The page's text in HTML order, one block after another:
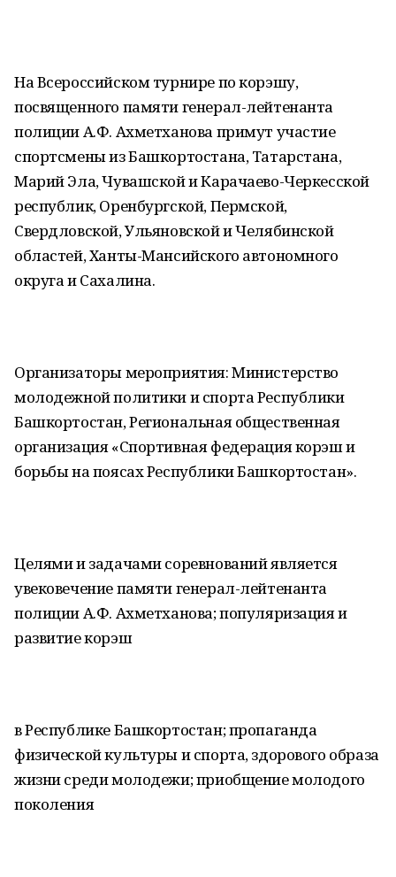
На Всероссийском турнире по корэшу,
посвященного памяти генерал-лейтенанта
полиции А.Ф. Ахметханова примут участие
спортсмены из Башкортостана, Татарстана,
Марий Эла, Чувашской и Карачаево-Черкесской
республик, Оренбургской, Пермской,
Свердловской, Ульяновской и Челябинской
областей, Ханты-Мансийского автономного
округа и Сахалина.
Организаторы мероприятия: Министерство
молодежной политики и спорта Республики
Башкортостан, Региональная общественная
организация «Спортивная федерация корэш и
борьбы на поясах Республики Башкортостан».
Целями и задачами соревнований является
увековечение памяти генерал-лейтенанта
полиции А.Ф. Ахметханова; популяризация и
развитие корэш
в Республике Башкортостан; пропаганда
физической культуры и спорта, здорового образа
жизни среди молодежи; приобщение молодого
поколения